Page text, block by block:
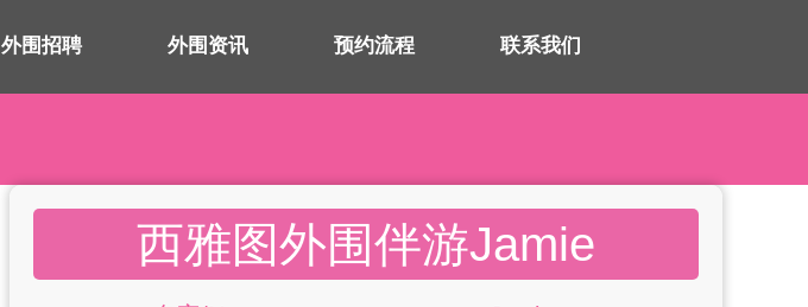
外围招聘 外围资讯 预约流程 联系我们
西雅图外围伴游Jamie